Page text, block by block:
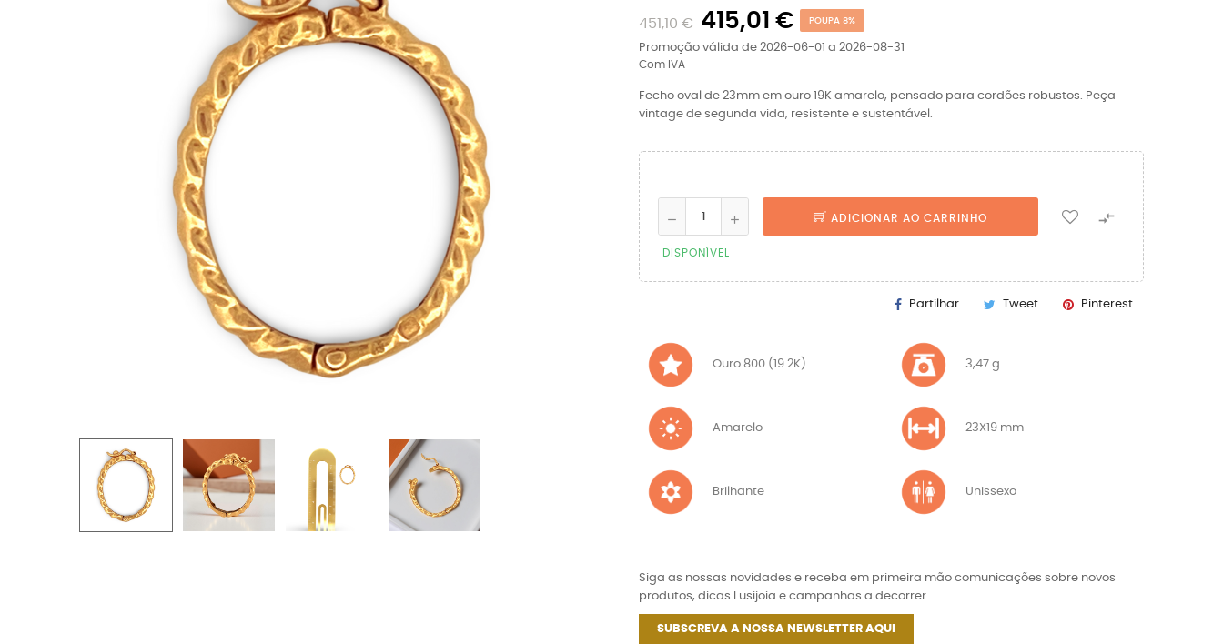
451,10 € 415,01 € POUPA 8%
Promoção válida de 2026-06-01 a 2026-08-31
Com IVA
Fecho oval de 23mm em ouro 19K amarelo, pensado para cordões robustos. Peça
vintage de segunda vida, resistente e sustentável.
ADICIONAR AO CARRINHO 
DISPONÍVEL
Partilhar Tweet Pinterest
Ouro 800 (19.2K) 3,47 g
Amarelo 23X19 mm
Brilhante Unissexo
Siga as nossas novidades e receba em primeira mão comunicações sobre novos
produtos, dicas Lusijoia e campanhas a decorrer.
SUBSCREVA A NOSSA NEWSLETTER AQUI